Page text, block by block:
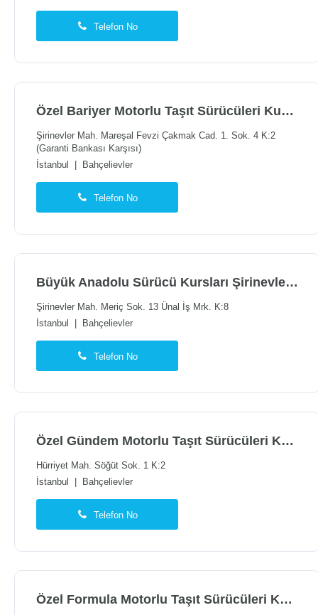
Telefon No
Özel Bariyer Motorlu Taşıt Sürücüleri Kursu
Şirinevler Mah. Mareşal Fevzi Çakmak Cad. 1. Sok. 4 K:2
(Garanti Bankası Karşısı)
İstanbul
Bahçelievler
Telefon No
Büyük Anadolu Sürücü Kursları Şirinevler Şubesi
Şirinevler Mah. Meriç Sok. 13 Ünal İş Mrk. K:8
İstanbul
Bahçelievler
Telefon No
Özel Gündem Motorlu Taşıt Sürücüleri Kursu
Hürriyet Mah. Söğüt Sok. 1 K:2
İstanbul
Bahçelievler
Telefon No
Özel Formula Motorlu Taşıt Sürücüleri Kursu